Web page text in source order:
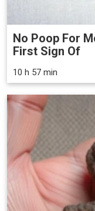
No Poop For
First Sign Of
10 h 57 min